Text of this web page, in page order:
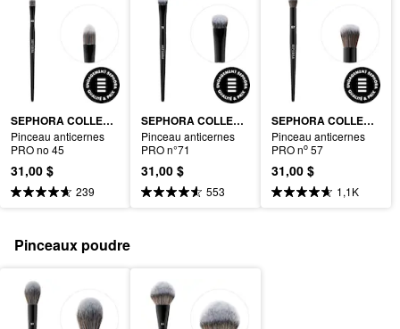
SEPHORA COLLECTION
Pinceau anticernes
PRO no 45
31,00 $
239
SEPHORA COLLECTION
Pinceau anticernes
PRO n°71
31,00 $
553
SEPHORA COLLECTION
Pinceau anticernes
PRO no 57
31,00 $
1,1K
Pinceaux poudre